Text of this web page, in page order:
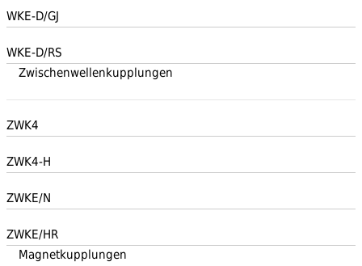
WKE-D/GJ
WKE-D/RS
Zwischenwellenkupplungen
ZWK4
ZWK4-H
ZWKE/N
ZWKE/HR
Magnetkupplungen